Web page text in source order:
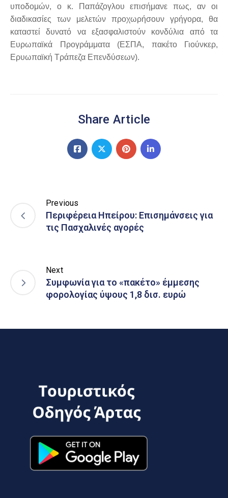
υποδομών, ο κ. Παπάζογλου επισήμανε πως, αν οι
διαδικασίες των μελετών προχωρήσουν γρήγορα, θα
καταστεί δυνατό να εξασφαλιστούν κονδύλια από τα
Ευρωπαϊκά Προγράμματα (ΕΣΠΑ, πακέτο Γιούνκερ,
Ερυωπαϊκή Τράπεζα Επενδύσεων).
Share Article
Previous
Περιφέρεια Ηπείρου: Επισημάνσεις για
τις Πασχαλινές αγορές
Next
Συμφωνία για το «πακέτο» έμμεσης
φορολογίας ύψους 1,8 δισ. ευρώ